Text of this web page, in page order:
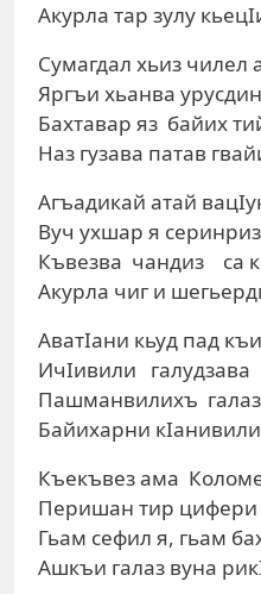
Акурла тар зулу
Сумагдал хьиз
Яргъи хьанва
Бахтавар яз байих
Наз гузава патав
Агъадикай атай
Вуч ухшар я
Къвезва чандиз са
Акурла чиг и
АватIани кьуд пад
ИчIивили галудзава
Пашманвилихъ
Байихарни
Къекъвез ама
Перишан тир цифери
Гьам сефил я, гьам
Ашкъи галаз вуна